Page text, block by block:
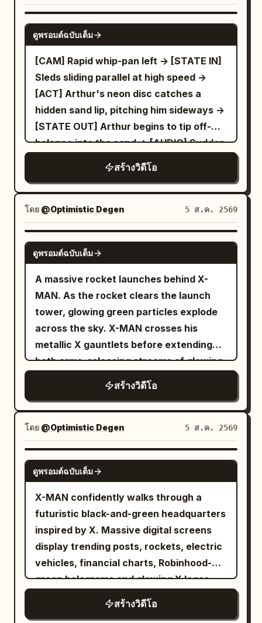
SEEDANCE-2.5
ดูพรอมต์ฉบับเต็ม
[CAM] Rapid whip-pan left -> [STATE IN]
Sleds sliding parallel at high speed ->
[ACT] Arthur's neon disc catches a
hidden sand lip, pitching him sideways ->
[STATE OUT] Arthur begins to tip off-
balance into the sand -> [AUDIO] Sudden
thud, loud rustle of sliding fabric
สร้างวิดีโอ
โดย @Optimistic Degen 5 ส.ค. 2569
GROK IMAGINE
ดูพรอมต์ฉบับเต็ม
A massive rocket launches behind X-
MAN. As the rocket clears the launch
tower, glowing green particles explode
across the sky. X-MAN crosses his
metallic X gauntlets before extending
both arms, releasing streams of glowing
TSLA and SPCX reward cards toward
thousands of digital holders below. The
camera alternates between low-angle
hero shots and dramatic aerial views.
สร้างวิดีโอ
โดย @Optimistic Degen 5 ส.ค. 2569
GROK IMAGINE
ดูพรอมต์ฉบับเต็ม
X-MAN confidently walks through a
futuristic black-and-green headquarters
inspired by X. Massive digital screens
display trending posts, rockets, electric
vehicles, financial charts, Robinhood-
green holograms and glowing X logos.
Every step emits green energy pulses.
The camera tracks backwards in slow
สร้างวิดีโอ